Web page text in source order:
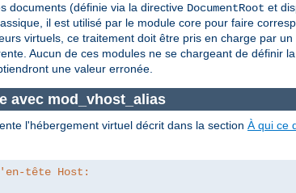
documents (définie via la directive DocumentRoot et
il est utilisé par le module core pour faire
virtuels, ce traitement doit être pris en charge par
Aucun de ces modules ne se chargeant de définir
une valeur erronée.
avec mod_vhost_alias
l'hébergement virtuel décrit dans la section À qui ce
tête Host: